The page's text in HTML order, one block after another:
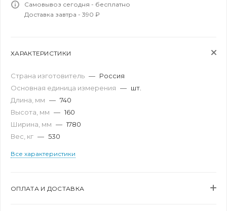
Самовывоз сегодня - бесплатно
Доставка завтра - 390 ₽
ХАРАКТЕРИСТИКИ
Страна изготовитель — Россия
Основная единица измерения — шт.
Длина, мм — 740
Высота, мм — 160
Ширина, мм — 1780
Вес, кг — 530
Все характеристики
ОПЛАТА И ДОСТАВКА